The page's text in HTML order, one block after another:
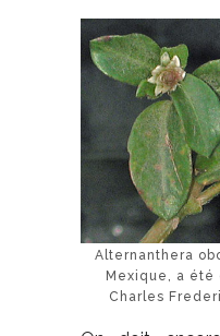
Alternanthera
Mexique, a été
Charles